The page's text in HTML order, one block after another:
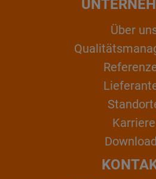
Über
Karriere